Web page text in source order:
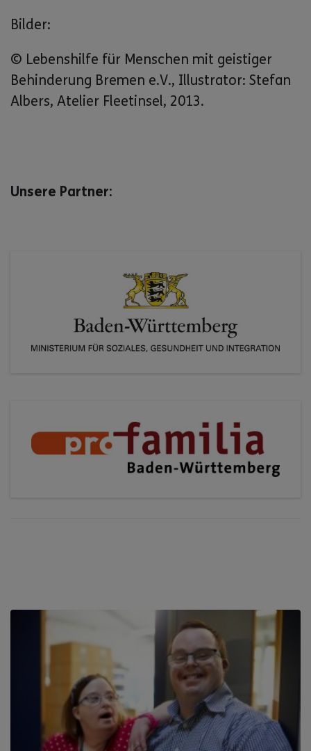
Bilder:
© Lebenshilfe für Menschen mit geistiger
Behinderung Bremen e.V., Illustrator: Stefan
Albers, Atelier Fleetinsel, 2013.
Unsere Partner: